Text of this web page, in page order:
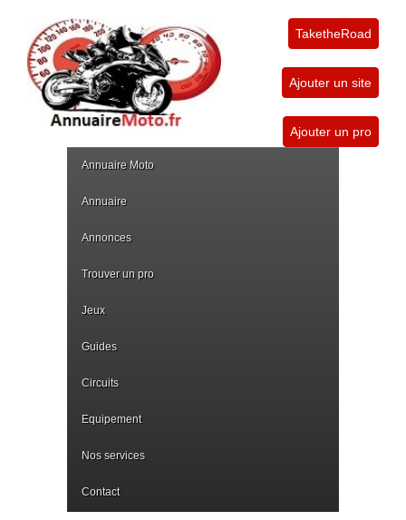
TaketheRoad
Ajouter un site
Ajouter un pro
Annuaire Moto
Annuaire
Annonces
Trouver un pro
Jeux
Guides
Circuits
Equipement
Nos services
Contact